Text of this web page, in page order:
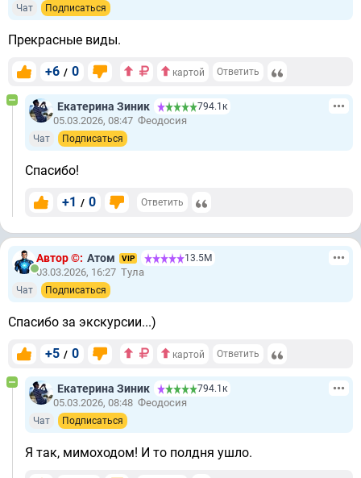
Чат Подписаться
Прекрасные виды.
+6 / 0 картой Ответить
Екатерина Зиник 794.1к
05.03.2026, 08:47 Феодосия
Чат Подписаться
Спасибо!
+1 / 0 Ответить
Автор ©: Атом VIP 13.5М
03.03.2026, 16:27 Тула
Чат Подписаться
Спасибо за экскурсии...)
+5 / 0 картой Ответить
Екатерина Зиник 794.1к
05.03.2026, 08:48 Феодосия
Чат Подписаться
Я так, мимоходом! И то полдня ушло.